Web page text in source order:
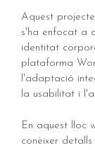
Aquest
s'ha enfocat a
identitat
plataforma
l'adaptació
la usabilitat i
En aquest lloc
conèixer